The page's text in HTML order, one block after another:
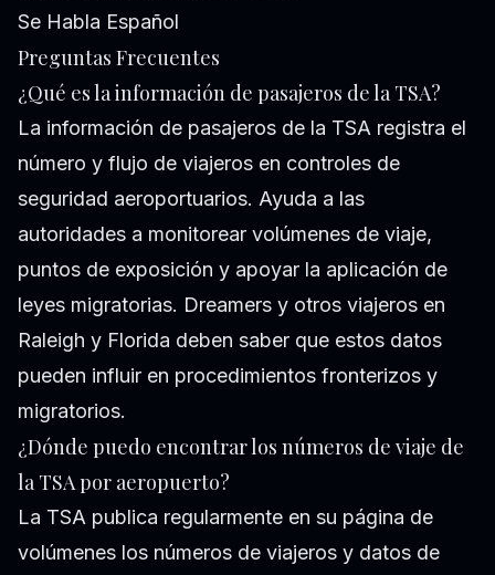
Se Habla Español
Preguntas Frecuentes
¿Qué es la información de pasajeros de la TSA?
La información de pasajeros de la TSA registra el
número y flujo de viajeros en controles de
seguridad aeroportuarios. Ayuda a las
autoridades a monitorear volúmenes de viaje,
puntos de exposición y apoyar la aplicación de
leyes migratorias. Dreamers y otros viajeros en
Raleigh y Florida deben saber que estos datos
pueden influir en procedimientos fronterizos y
migratorios.
¿Dónde puedo encontrar los números de viaje de
la TSA por aeropuerto?
La TSA publica regularmente en su página de
volúmenes los números de viajeros y datos de